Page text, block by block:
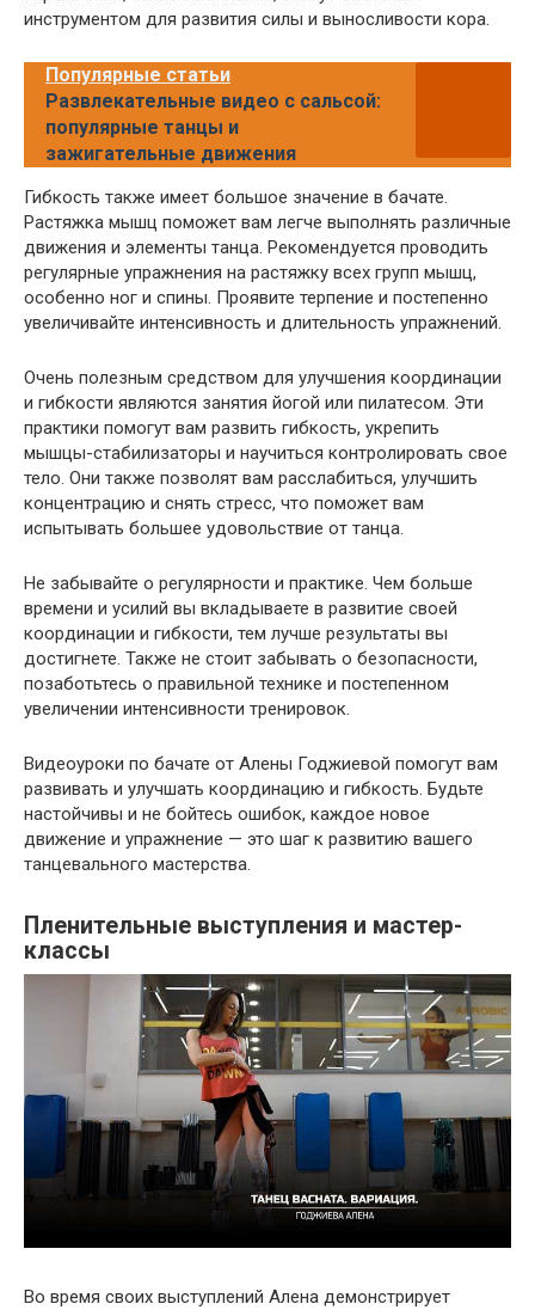
инструментом для развития силы и выносливости кора.
Популярные статьи
Развлекательные видео с сальсой:
популярные танцы и
зажигательные движения
Гибкость также имеет большое значение в бачате.
Растяжка мышц поможет вам легче выполнять различные
движения и элементы танца. Рекомендуется проводить
регулярные упражнения на растяжку всех групп мышц,
особенно ног и спины. Проявите терпение и постепенно
увеличивайте интенсивность и длительность упражнений.
Очень полезным средством для улучшения координации
и гибкости являются занятия йогой или пилатесом. Эти
практики помогут вам развить гибкость, укрепить
мышцы-стабилизаторы и научиться контролировать свое
тело. Они также позволят вам расслабиться, улучшить
концентрацию и снять стресс, что поможет вам
испытывать большее удовольствие от танца.
Не забывайте о регулярности и практике. Чем больше
времени и усилий вы вкладываете в развитие своей
координации и гибкости, тем лучше результаты вы
достигнете. Также не стоит забывать о безопасности,
позаботьтесь о правильной технике и постепенном
увеличении интенсивности тренировок.
Видеоуроки по бачате от Алены Годжиевой помогут вам
развивать и улучшать координацию и гибкость. Будьте
настойчивы и не бойтесь ошибок, каждое новое
движение и упражнение — это шаг к развитию вашего
танцевального мастерства.
Пленительные выступления и мастер-
классы
Во время своих выступлений Алена демонстрирует